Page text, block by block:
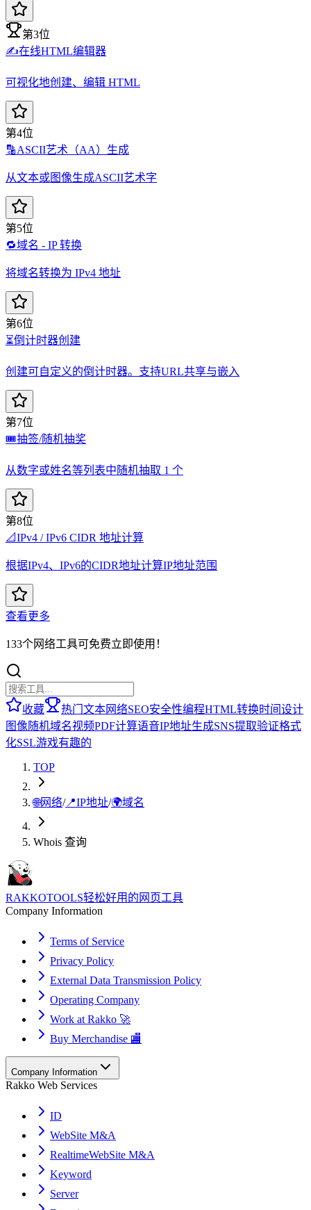
第3位
✍️在线HTML编辑器
可视化地创建、编辑 HTML
第4位
🔡ASCII艺术（AA）生成
从文本或图像生成ASCII艺术字
第5位
🔁域名 - IP 转换
将域名转换为 IPv4 地址
第6位
⏳倒计时器创建
创建可自定义的倒计时器。支持URL共享与嵌入
第7位
🎟️抽签/随机抽奖
从数字或姓名等列表中随机抽取 1 个
第8位
📐IPv4 / IPv6 CIDR 地址计算
根据IPv4、IPv6的CIDR地址计算IP地址范围
查看更多
133个网络工具可免费立即使用！
收藏 热门 文本网络SEO安全性编程HTML转换时间设计
图像随机域名视频PDF计算语音IP地址生成SNS提取验证格式
化SSL游戏有趣的
TOP
🌐网络/📍IP地址/🌍域名
Whois 查询
RAKKOTOOLS轻松好用的网页工具
Company Information
Terms of Service
Privacy Policy
External Data Transmission Policy
Operating Company
Work at Rakko 🚀
Buy Merchandise 🏬
Company Information
Rakko Web Services
ID
WebSite M&A
RealtimeWebSite M&A
Keyword
Server